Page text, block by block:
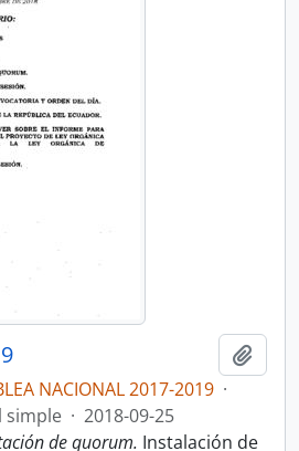
NACIONAL 2017-2019 ·
simple · 2018-09-25
de quorum. Instalación de